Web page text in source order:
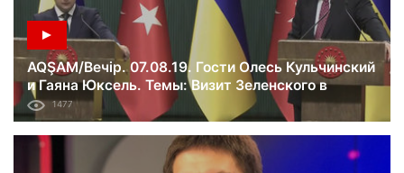
AQŞAM/Вечір. 07.08.19. Гости Олесь Кульчинский
и Гаяна Юксель. Темы: Визит Зеленского в
Турцию; пресс-конференция президентов
Украины и Турции.
1477